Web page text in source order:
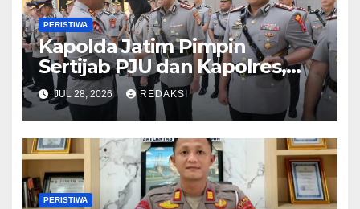
PERISTIWA
Kapolda Jatim Pimpin
Sertijab PJU dan Kapolres,
Perkuat Regenerasi
Kepemimpinan dan
Pelayanan Presisi
JUL 28, 2026 REDAKSI
PERISTIWA